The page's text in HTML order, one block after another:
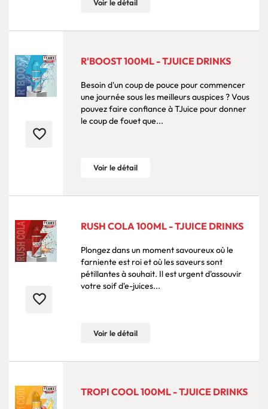
Voir le détail
favorite_border
R'BOOST 100ML - TJUICE DRINKS
Besoin d'un coup de pouce pour commencer
une journée sous les meilleurs auspices ? Vous
pouvez faire confiance à TJuice pour donner
le coup de fouet que...
Voir le détail
favorite_border
RUSH COLA 100ML - TJUICE DRINKS
Plongez dans un moment savoureux où le
farniente est roi et où les saveurs sont
pétillantes à souhait. Il est urgent d'assouvir
votre soif d'e-juices...
Voir le détail
TROPI COOL 100ML - TJUICE DRINKS